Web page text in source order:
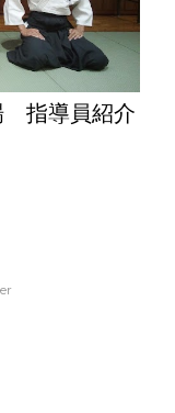
指導員紹介